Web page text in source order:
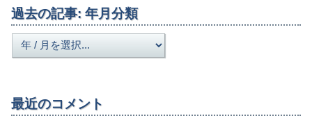
過去の記事: 年月分類
最近のコメント